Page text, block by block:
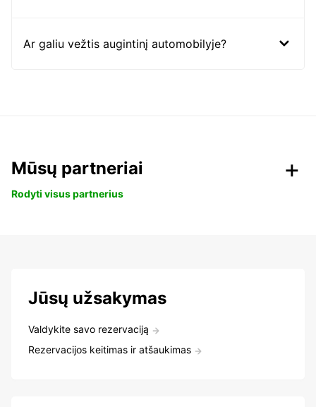
Ar galiu vežtis augintinį automobilyje?
Mūsų partneriai
Rodyti visus partnerius
Jūsų užsakymas
Valdykite savo rezervaciją
Rezervacijos keitimas ir atšaukimas